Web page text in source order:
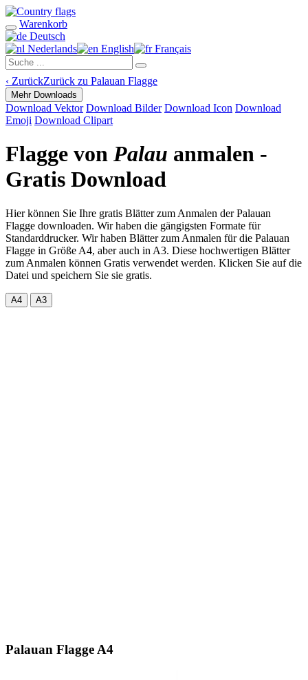
Warenkorb
Deutsch
Nederlands
English Français
‹ ZurückZurück zu Palauan Flagge
Mehr Downloads
Download Vektor Download Bilder Download Icon Download
Emoji Download Clipart
Flagge von Palau anmalen -
Gratis Download
Hier können Sie Ihre gratis Blätter zum Anmalen der Palauan
Flagge downloaden. Wir haben die gängigsten Formate für
Standarddrucker. Wir haben Blätter zum Anmalen für die Palauan
Flagge in Größe A4, aber auch in A3. Diese hochwertigen Blätter
zum Anmalen können Gratis verwendet werden. Klicken Sie auf die
Datei und speichern Sie sie gratis.
A4 A3
Palauan Flagge A4